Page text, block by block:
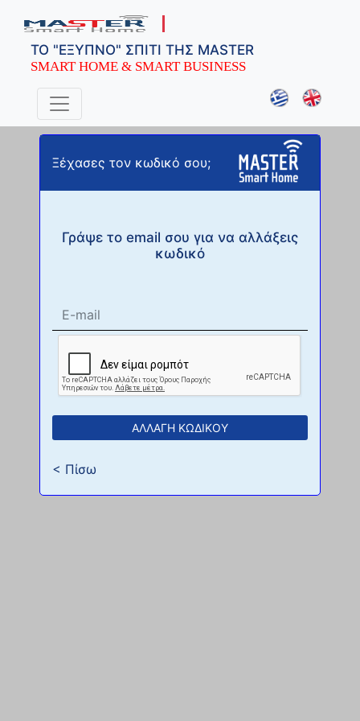
ΤΟ "ΕΞΥΠΝΟ" ΣΠΙΤΙ ΤΗΣ MASTER
SMART HOME & SMART BUSINESS
Ξέχασες τον κωδικό σου;
Γράψε το email σου για να αλλάξεις
κωδικό
ΑΛΛΑΓΗ ΚΩΔΙΚΟΥ
< Πίσω